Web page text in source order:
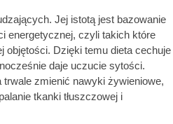
Jej istotą jest bazowanie
energetycznej, czyli takich które
objętości. Dzięki temu dieta cechuje
daje uczucie sytości.
zmienić nawyki żywieniowe,
tkanki tłuszczowej i